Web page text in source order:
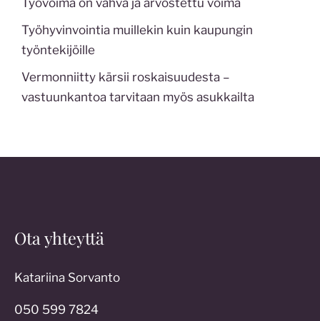
Työhyvinvointia muillekin kuin kaupungin
työntekijöille
Vermonniitty kärsii roskaisuudesta –
vastuunkantoa tarvitaan myös asukkailta
Ota yhteyttä
Katariina Sorvanto
050 599 7824